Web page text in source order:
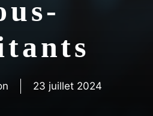
23 juillet 2024